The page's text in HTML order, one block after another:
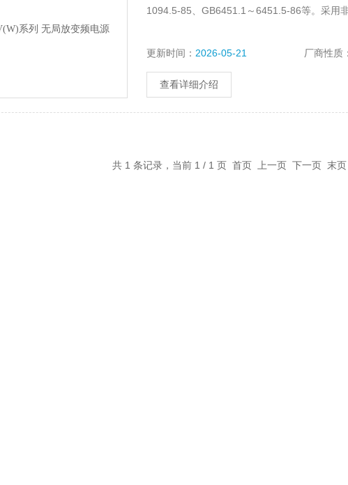
1094.5-85、GB6451.1～6451.5-86等。采用
更新时间： 2026-05-21 厂商性质
查看详细介绍
共 1 条记录，当前 1 / 1 页 首页 上一页 下一页 末